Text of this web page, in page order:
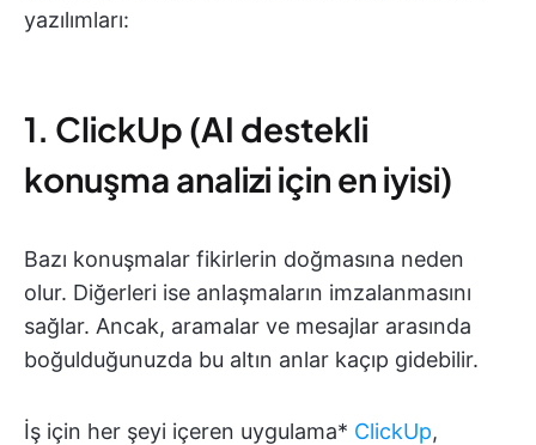
yazılımları:
1. ClickUp (AI destekli
konuşma analizi için en iyisi)
Bazı konuşmalar fikirlerin doğmasına neden
olur. Diğerleri ise anlaşmaların imzalanmasını
sağlar. Ancak, aramalar ve mesajlar arasında
boğulduğunuzda bu altın anlar kaçıp gidebilir.
İş için her şeyi içeren uygulama* ClickUp,